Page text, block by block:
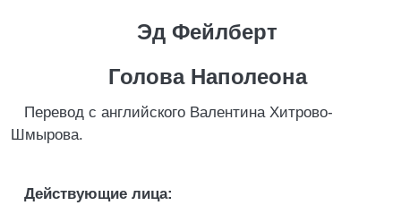
Эд Фейлберт
Голова Наполеона
Перевод с английского Валентина Хитрово-
Шмырова.
Действующие лица: